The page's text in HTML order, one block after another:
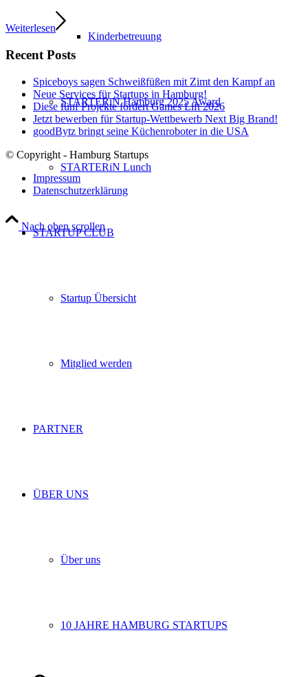
Kinderbetreuung
STARTERiN Hamburg 2025 Award
STARTERiN Lunch
STARTUP CLUB
Startup Übersicht
Mitglied werden
PARTNER
ÜBER UNS
Über uns
10 JAHRE HAMBURG STARTUPS
Weiterlesen
Recent Posts
Spiceboys sagen Schweißfüßen mit Zimt den Kampf an
Neue Services für Startups in Hamburg!
Diese fünf Projekte fördert Games Lift 2026
Jetzt bewerben für Startup-Wettbewerb Next Big Brand!
goodBytz bringt seine Küchenroboter in die USA
© Copyright - Hamburg Startups
Impressum
Datenschutzerklärung
Nach oben scrollen